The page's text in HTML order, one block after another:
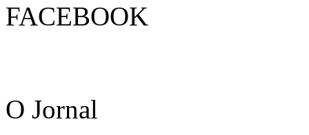
FACEBOOK
O Jornal